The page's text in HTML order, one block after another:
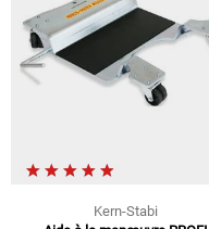
Kern-Stabi